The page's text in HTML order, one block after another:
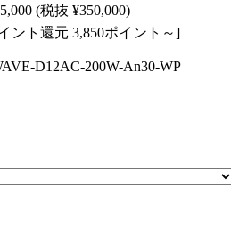
(税抜 ¥350,000)
ント還元 3,850ポイント～]
D12AC-200W-An30-WP